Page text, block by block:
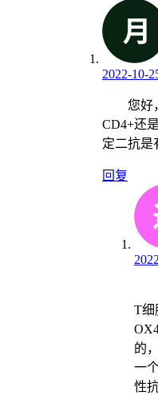
2022-10-
您好
CD4+还
定二抗是
回复
T细
的
一
性